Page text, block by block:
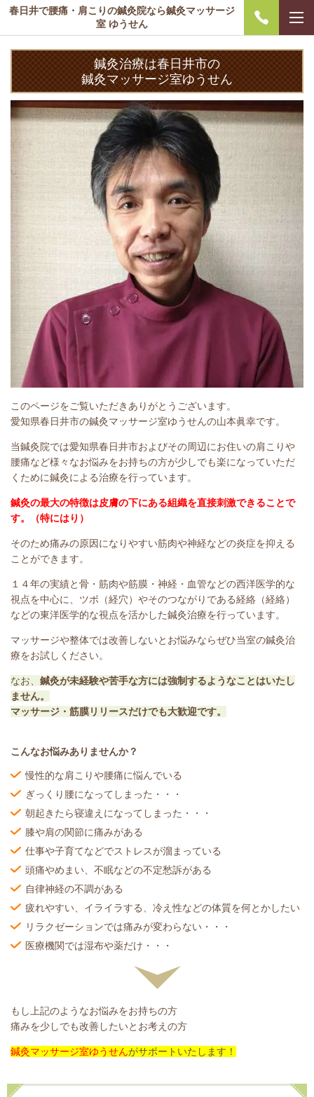
春日井で腰痛・肩こりの鍼灸院なら鍼灸マッサージ
室 ゆうせん
鍼灸治療は春日井市の
鍼灸マッサージ室ゆうせん
このページをご覧いただきありがとうございます。
愛知県春日井市の鍼灸マッサージ室ゆうせんの山本眞幸です。
当鍼灸院では愛知県春日井市およびその周辺にお住いの肩こりや
腰痛など様々なお悩みをお持ちの方が少しでも楽になっていただ
くために鍼灸による治療を行っています。
鍼灸の最大の特徴は皮膚の下にある組織を直接刺激できることで
す。（特にはり）
そのため痛みの原因になりやすい筋肉や神経などの炎症を抑える
ことができます。
１４年の実績と骨・筋肉や筋膜・神経・血管などの西洋医学的な
視点を中心に、ツボ（経穴）やそのつながりである経絡（経絡）
などの東洋医学的な視点を活かした鍼灸治療を行っています。
マッサージや整体では改善しないとお悩みならぜひ当室の鍼灸治
療をお試しください。
なお、 鍼灸が未経験や苦手な方には強制するようなことはいたし
ません。
マッサージ・筋膜リリースだけでも大歓迎です。
こんなお悩みありませんか？
慢性的な肩こりや腰痛に悩んでいる
ぎっくり腰になってしまった・・・
朝起きたら寝違えになってしまった・・・
膝や肩の関節に痛みがある
仕事や子育てなどでストレスが溜まっている
頭痛やめまい、不眠などの不定愁訴がある
自律神経の不調がある
疲れやすい、イライラする、冷え性などの体質を何とかしたい
リラクゼーションでは痛みが変わらない・・・
医療機関では湿布や薬だけ・・・
もし上記のようなお悩みをお持ちの方
痛みを少しでも改善したいとお考えの方
鍼灸マッサージ室ゆうせんがサポートいたします！